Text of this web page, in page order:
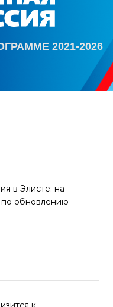
2021-2026
в Элисте: на
по обновлению